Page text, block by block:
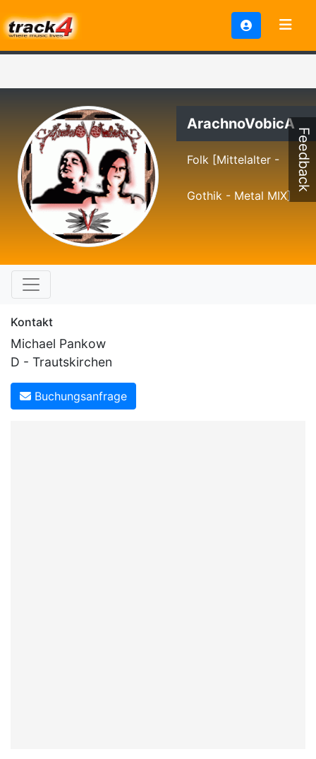
ArachnoVobicA
Folk [Mittelalter -
Gothik - Metal MIX]
Kontakt
Michael Pankow
D - Trautskirchen
Buchungsanfrage
Feedback